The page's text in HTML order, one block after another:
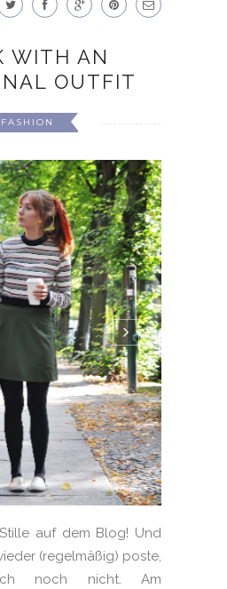
WITH AN
OUTFIT
FASHION
auf dem Blog! Und
(regelmäßig) poste,
noch nicht. Am